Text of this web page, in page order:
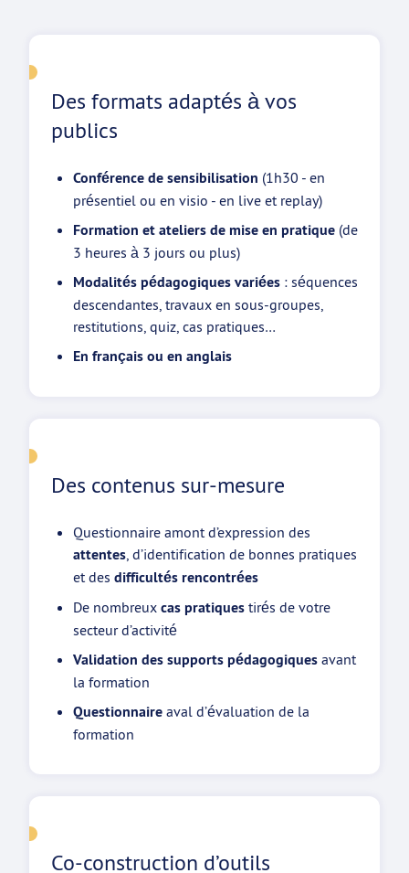
Des formats adaptés à vos
publics
Conférence de sensibilisation (1h30 - en
présentiel ou en visio - en live et replay)
Formation et ateliers de mise en pratique (de
3 heures à 3 jours ou plus)
Modalités pédagogiques variées : séquences
descendantes, travaux en sous-groupes,
restitutions, quiz, cas pratiques…
En français ou en anglais
Des contenus sur-mesure
Questionnaire amont d’expression des
attentes, d’identification de bonnes pratiques
et des difficultés rencontrées
De nombreux cas pratiques tirés de votre
secteur d’activité
Validation des supports pédagogiques avant
la formation
Questionnaire aval d’évaluation de la
formation
Co-construction d’outils